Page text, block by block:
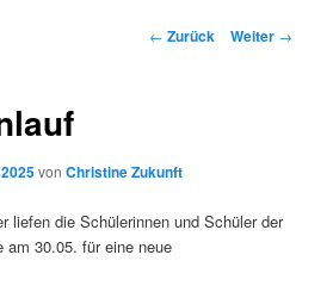
Beitragsnavigation
← Zurück Weiter →
vonChristine Zukunft
liefen die Schülerinnen und Schüler der
am 30.05. für eine neue